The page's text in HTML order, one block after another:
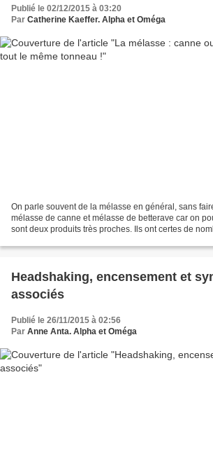
Publié le 02/12/2015 à 03:20
Par Catherine Kaeffer. Alpha et Oméga
On parle souvent de la mélasse en général, sans
mélasse de canne et mélasse de betterave car on
sont deux produits très proches. Ils ont certes de
Headshaking, encensement et
associés
Publié le 26/11/2015 à 02:56
Par Anne Anta. Alpha et Oméga